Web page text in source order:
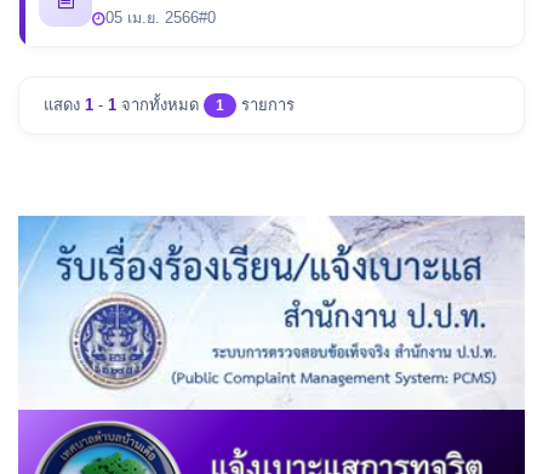
05 เม.ย. 2566#0
แสดง 1 - 1 จากทั้งหมด 1 รายการ